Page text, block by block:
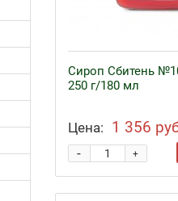
Сироп Сбитень
250 г/180 мл
Цена: 1 356
+
-